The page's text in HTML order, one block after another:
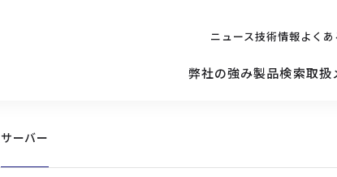
ニュース技術情報よく
弊社の強み製品検索
サーバー
取扱
キッティング
サーバー